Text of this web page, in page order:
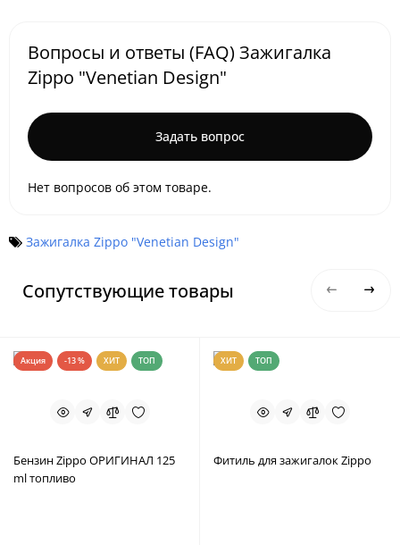
Вопросы и ответы (FAQ) Зажигалка
Zippo "Venetian Design"
Задать вопрос
Нет вопросов об этом товаре.
Зажигалка Zippo "Venetian Design"
Сопутствующие товары
Акция -13 % ХИТ ТОП
Бензин Zippo ОРИГИНАЛ 125
ml топливо
ХИТ ТОП
Фитиль для зажигалок Zippo